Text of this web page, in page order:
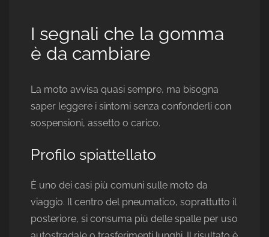
I segnali che la gomma
è da cambiare
La moto avvisa quasi sempre, ma bisogna
saper leggere i sintomi senza confonderli con
sospensioni, assetto o carico.
Profilo spiattellato
È uno dei casi più comuni sulle moto da
viaggio. Il centro del pneumatico, soprattutto il
posteriore, si consuma più delle spalle per uso